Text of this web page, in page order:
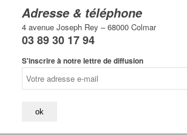
Adresse & téléphone
4 avenue Joseph Rey – 68000 Colmar
03 89 30 17 94
S'inscrire à notre lettre de diffusion